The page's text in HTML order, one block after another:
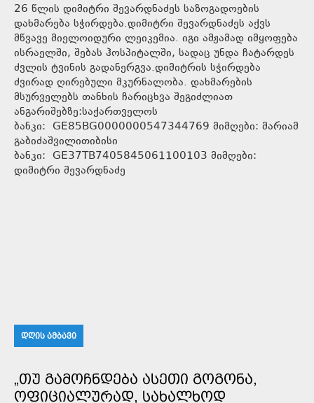
26 წლის დიმიტრი შევარდნაძეს საზოგადოების
დახმარება სჭირდება.დიმიტრი შევარდნაძეს აქვს
მწვავე მიელოიდური ლეიკემია. იგი ამჟამად იმყოფება
ისრაელში, შებას ჰოსპიტალში, სადაც უნდა ჩატარდეს
ძვლის ტვინის გადანერგვა.დიმიტრის სჭირდება
ძვირად ღირებული მკურნალობა. დახმარების
მსურველებს თანხის ჩარიცხვა შეგიძლიათ
ანგარიშებზე:საქართველოს
ბანკი: GE85BG0000000547344769 მიმღები: მარიამ
გაბიძაშვილითიბისი
ბანკი: GE37TB7405845061100103 მიმღები:
დიმიტრი შევარდნაძე
ᲓᲦᲘᲡ ᲐᲛᲑᲐᲕᲘ
„ᲗᲣ ᲒᲐᲛᲝᲩᲜᲓᲔᲑᲐ ᲐᲡᲔᲗᲘ ᲒᲝᲒᲝᲜᲐ,
ᲝᲤᲘᲪᲘᲐᲚᲣᲠᲐᲓ, ᲡᲐᲮᲐᲚᲮᲝᲓ